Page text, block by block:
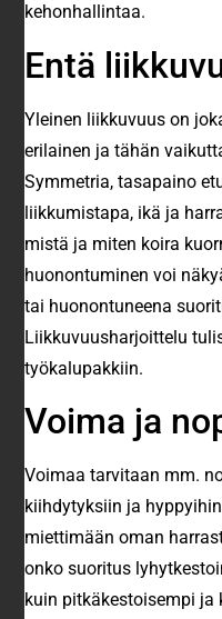
kehonhallintaa.
Entä
Yleinen liikkuvuus on
erilainen ja tähän
Symmetria, tasapaino
liikkumistapa, ikä ja
mistä ja miten koira
huonontuminen voi
tai huonontuneena
Liikkuvuusharjoittelu
työkalupakkiin.
Voima ja
Voimaa tarvitaan mm.
kiihdytyksiin ja
miettimään oman
onko suoritus
kuin pitkäkestoisempi ja